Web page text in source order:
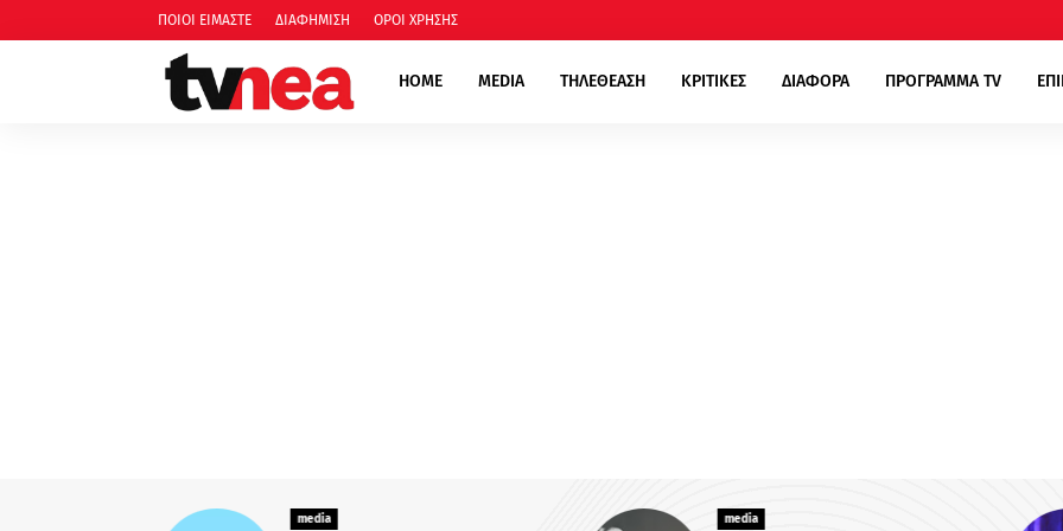
ΠΟΙΟΙ ΕΙΜΑΣΤΕ ΔΙΑΦΗΜΙΣΗ ΟΡΟΙ ΧΡΗΣΗΣ
HOME MEDIA ΤΗΛΕΘΕΑΣΗ ΚΡΙΤΙΚΕΣ ΔΙΑΦΟΡΑ ΠΡΟΓΡΑΜΜΑ TV
media media